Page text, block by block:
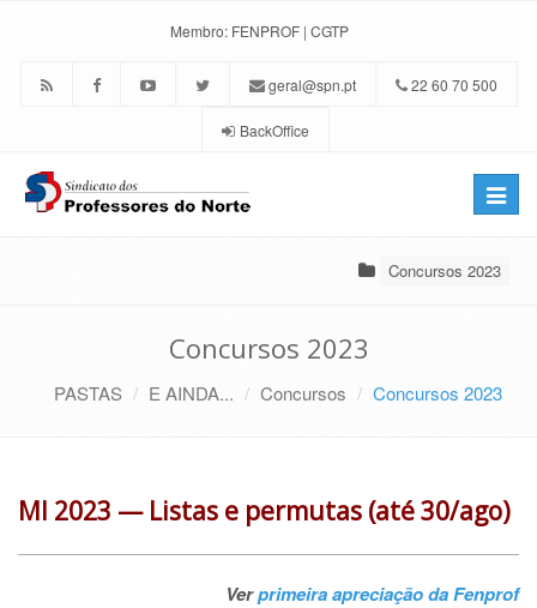
Membro: FENPROF | CGTP
geral@spn.pt 22 60 70 500
BackOffice
Toggle
Concursos 2023
Concursos 2023
PASTAS E AINDA... Concursos Concursos 2023
MI 2023 — Listas e permutas (até 30/ago)
Verprimeira apreciação da Fenprof